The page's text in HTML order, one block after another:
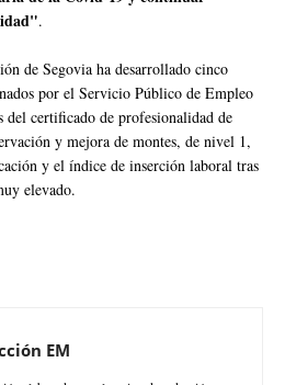
.
de Segovia ha desarrollado cinco
por el Servicio Público de Empleo
certificado de profesionalidad de
y mejora de montes, de nivel 1,
y el índice de inserción laboral tras
elevado.
EM